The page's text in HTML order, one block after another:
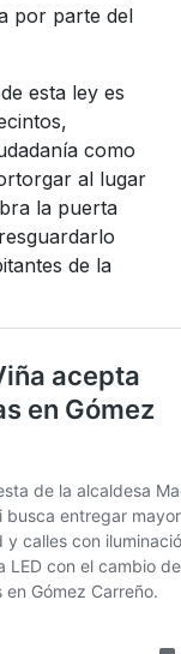
por parte del
esta ley es
como
al lugar
la puerta
de la